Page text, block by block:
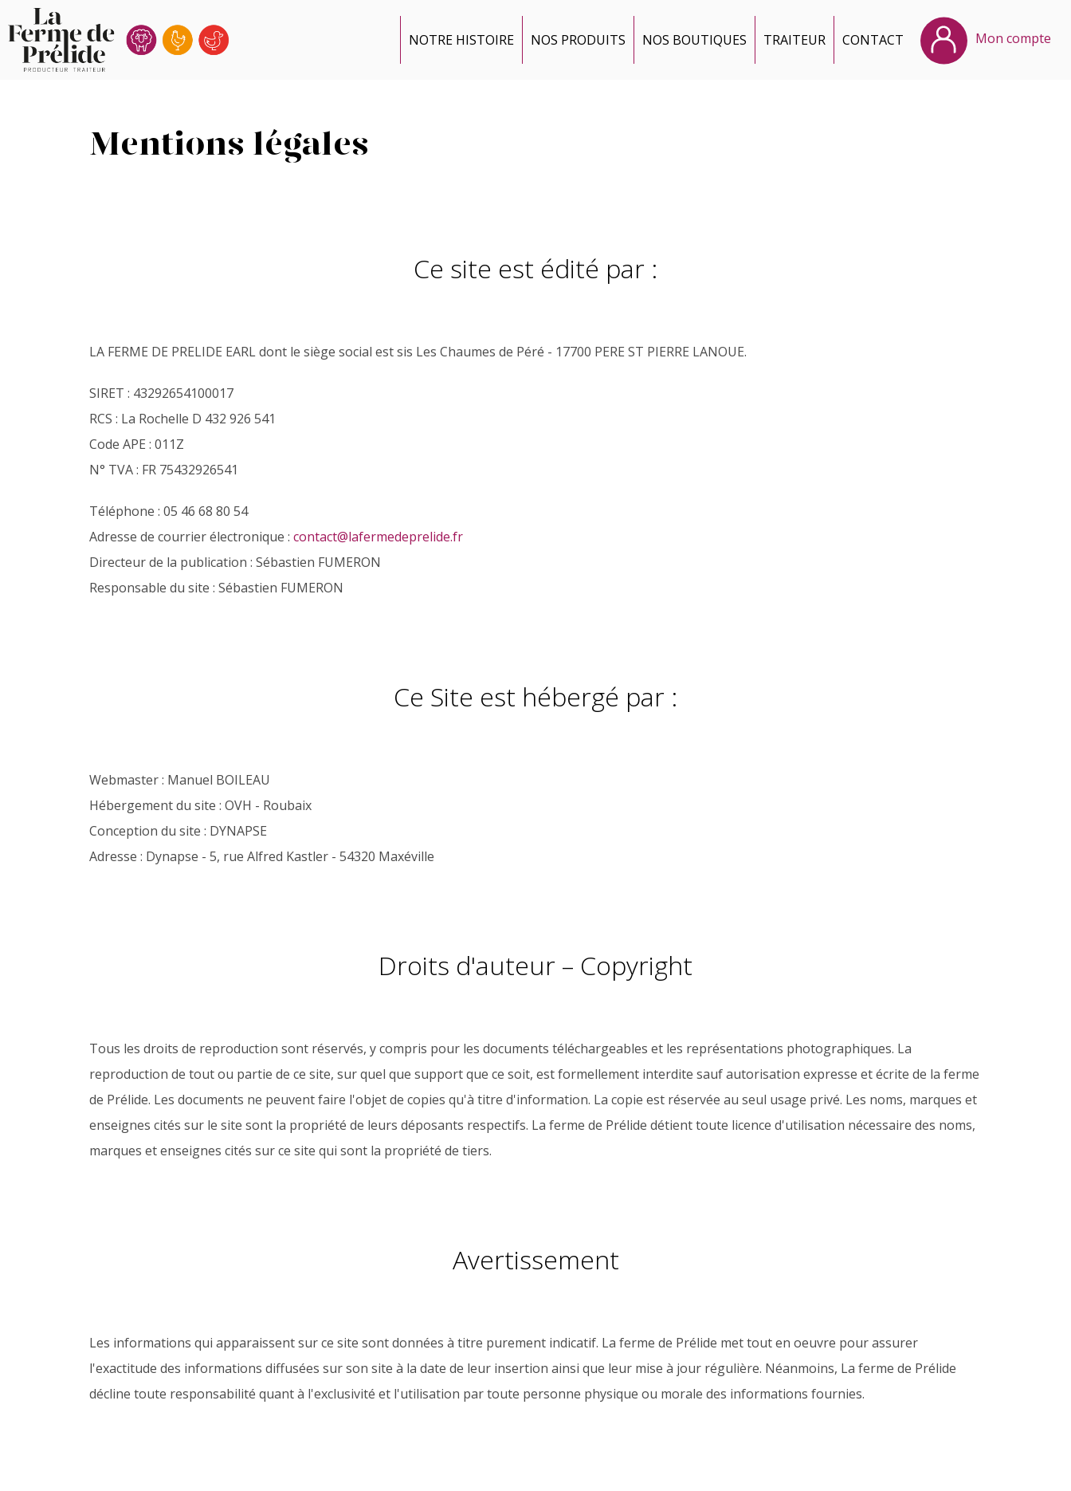
NOTRE HISTOIRE NOS PRODUITS NOS BOUTIQUES TRAITEUR CONTACT Mon compte
Mentions légales
Ce site est édité par :
LA FERME DE PRELIDE EARL dont le siège social est sis Les Chaumes de Péré - 17700 PERE ST PIERRE LANOUE.
SIRET : 43292654100017
RCS : La Rochelle D 432 926 541
Code APE : 011Z
N° TVA : FR 75432926541
Téléphone : 05 46 68 80 54
Adresse de courrier électronique : contact@lafermedeprelide.fr
Directeur de la publication : Sébastien FUMERON
Responsable du site : Sébastien FUMERON
Ce Site est hébergé par :
Webmaster : Manuel BOILEAU
Hébergement du site : OVH - Roubaix
Conception du site : DYNAPSE
Adresse : Dynapse - 5, rue Alfred Kastler - 54320 Maxéville
Droits d'auteur – Copyright
Tous les droits de reproduction sont réservés, y compris pour les documents téléchargeables et les représentations photographiques. La
reproduction de tout ou partie de ce site, sur quel que support que ce soit, est formellement interdite sauf autorisation expresse et écrite de la ferme
de Prélide. Les documents ne peuvent faire l'objet de copies qu'à titre d'information. La copie est réservée au seul usage privé. Les noms, marques et
enseignes cités sur le site sont la propriété de leurs déposants respectifs. La ferme de Prélide détient toute licence d'utilisation nécessaire des noms,
marques et enseignes cités sur ce site qui sont la propriété de tiers.
Avertissement
Les informations qui apparaissent sur ce site sont données à titre purement indicatif. La ferme de Prélide met tout en oeuvre pour assurer
l'exactitude des informations diffusées sur son site à la date de leur insertion ainsi que leur mise à jour régulière. Néanmoins, La ferme de Prélide
décline toute responsabilité quant à l'exclusivité et l'utilisation par toute personne physique ou morale des informations fournies.